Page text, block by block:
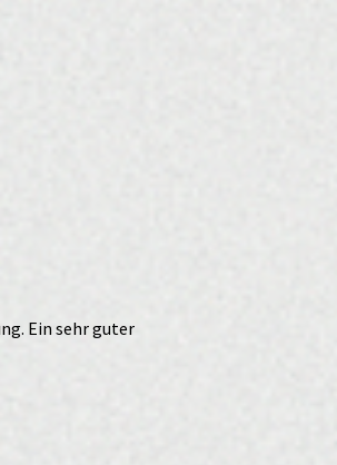
Ein sehr guter